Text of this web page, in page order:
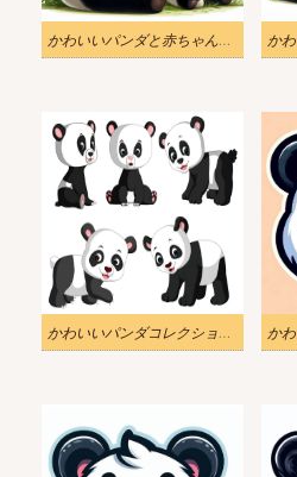
かわいいパンダと赤ちゃんパンダのイラスト無料 2
かわいいパンダコレクションイラスト